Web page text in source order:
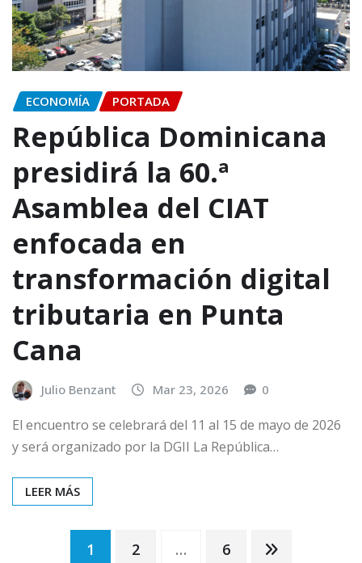
ECONOMÍA PORTADA
República Dominicana
presidirá la 60.ª
Asamblea del CIAT
enfocada en
transformación digital
tributaria en Punta
Cana
Julio Benzant Mar 23, 2026 0
El encuentro se celebrará del 11 al 15 de mayo de 2026
y será organizado por la DGII La República…
LEER MÁS
Paginación
1 2 … 6